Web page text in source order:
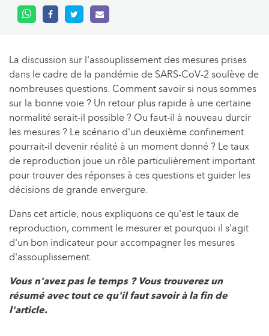
La discussion sur l'assouplissement des mesures prises
dans le cadre de la pandémie de SARS-CoV-2 soulève de
nombreuses questions. Comment savoir si nous sommes
sur la bonne voie ? Un retour plus rapide à une certaine
normalité serait-il possible ? Ou faut-il à nouveau durcir
les mesures ? Le scénario d'un deuxième confinement
pourrait-il devenir réalité à un moment donné ? Le taux
de reproduction joue un rôle particulièrement important
pour trouver des réponses à ces questions et guider les
décisions de grande envergure.
Dans cet article, nous expliquons ce qu'est le taux de
reproduction, comment le mesurer et pourquoi il s'agit
d'un bon indicateur pour accompagner les mesures
d'assouplissement.
Vous n'avez pas le temps ? Vous trouverez un
résumé avec tout ce qu'il faut savoir à la fin de
l'article.